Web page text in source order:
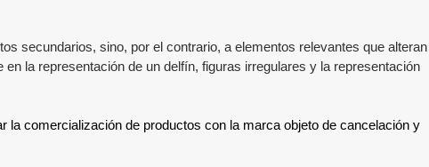
secundarios, sino, por el contrario, a elementos relevantes que alteran
la representación de un delfín, figuras irregulares y la representación
la comercialización de productos con la marca objeto de cancelación y